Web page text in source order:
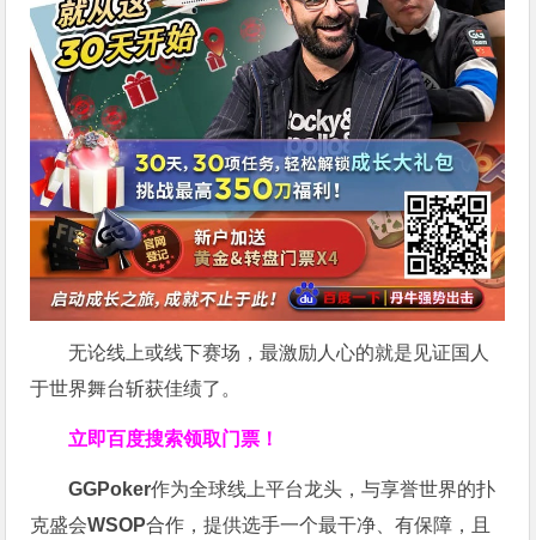
无论线上或线下赛场，最激励人心的就是见证国人
于世界舞台斩获佳绩了。
立即百度搜索领取门票！
GGPoker作为全球线上平台龙头，与享誉世界的扑
克盛会WSOP合作，提供选手一个最干净、有保障，且